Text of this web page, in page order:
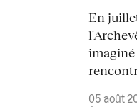
En
imaginé
05 août